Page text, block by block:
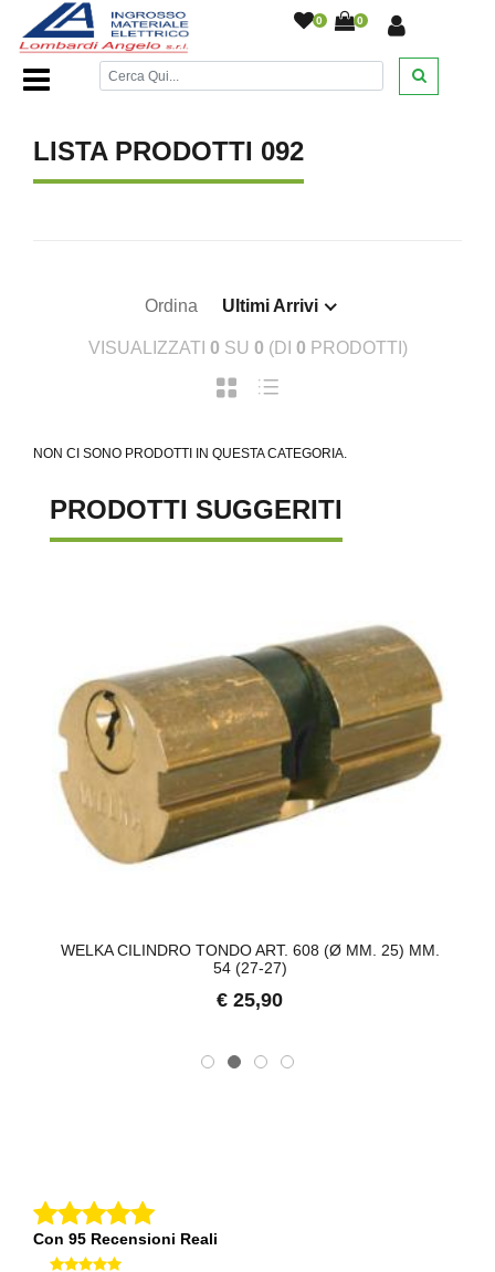
0 0
Home Page/
LISTA PRODOTTI 092
Ordina Ultimi Arrivi
VISUALIZZATI 0 SU 0 (DI 0 PRODOTTI)
NON CI SONO PRODOTTI IN QUESTA CATEGORIA.
PRODOTTI SUGGERITI
WELKA CILINDRO TONDO ART. 608 (Ø MM. 25) MM.
54 (27-27)
€ 25,90
Con 95 Recensioni Reali